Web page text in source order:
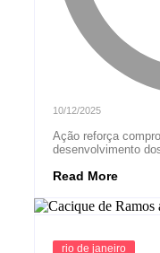
10/12/2025
Ação reforça
desenvolvimento
Read More
rio de janeiro